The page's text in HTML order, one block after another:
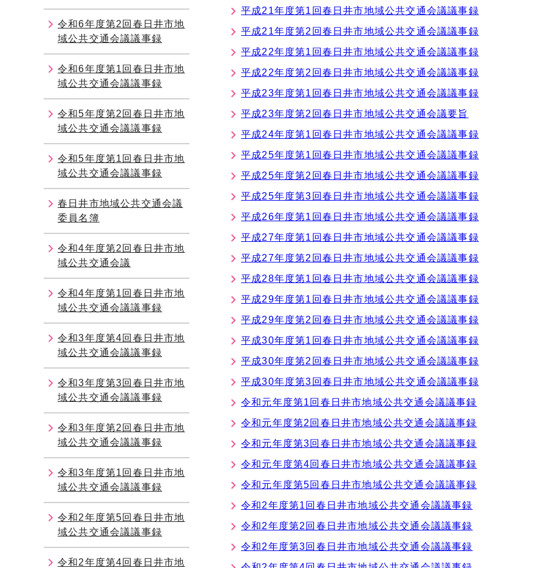
平成21年度第1回春日井市地域公共交通会議議事録
平成21年度第2回春日井市地域公共交通会議議事録
平成22年度第1回春日井市地域公共交通会議議事録
平成22年度第2回春日井市地域公共交通会議議事録
平成23年度第1回春日井市地域公共交通会議議事録
平成23年度第2回春日井市地域公共交通会議要旨
平成24年度第1回春日井市地域公共交通会議議事録
平成25年度第1回春日井市地域公共交通会議議事録
平成25年度第2回春日井市地域公共交通会議議事録
平成25年度第3回春日井市地域公共交通会議議事録
平成26年度第1回春日井市地域公共交通会議議事録
平成27年度第1回春日井市地域公共交通会議議事録
平成27年度第2回春日井市地域公共交通会議議事録
平成28年度第1回春日井市地域公共交通会議議事録
平成29年度第1回春日井市地域公共交通会議議事録
平成29年度第2回春日井市地域公共交通会議議事録
平成30年度第1回春日井市地域公共交通会議議事録
平成30年度第2回春日井市地域公共交通会議議事録
平成30年度第3回春日井市地域公共交通会議議事録
令和元年度第1回春日井市地域公共交通会議議事録
令和元年度第2回春日井市地域公共交通会議議事録
令和元年度第3回春日井市地域公共交通会議議事録
令和元年度第4回春日井市地域公共交通会議議事録
令和元年度第5回春日井市地域公共交通会議議事録
令和2年度第1回春日井市地域公共交通会議議事録
令和2年度第2回春日井市地域公共交通会議議事録
令和2年度第3回春日井市地域公共交通会議議事録
令和6年度第2回春日井市地
域公共交通会議議事録
令和6年度第1回春日井市地
域公共交通会議議事録
令和5年度第2回春日井市地
域公共交通会議議事録
令和5年度第1回春日井市地
域公共交通会議議事録
春日井市地域公共交通会議
委員名簿
令和4年度第2回春日井市地
域公共交通会議
令和4年度第1回春日井市地
域公共交通会議議事録
令和3年度第4回春日井市地
域公共交通会議議事録
令和3年度第3回春日井市地
域公共交通会議議事録
令和3年度第2回春日井市地
域公共交通会議議事録
令和3年度第1回春日井市地
域公共交通会議議事録
令和2年度第5回春日井市地
域公共交通会議議事録
令和2年度第4回春日井市地